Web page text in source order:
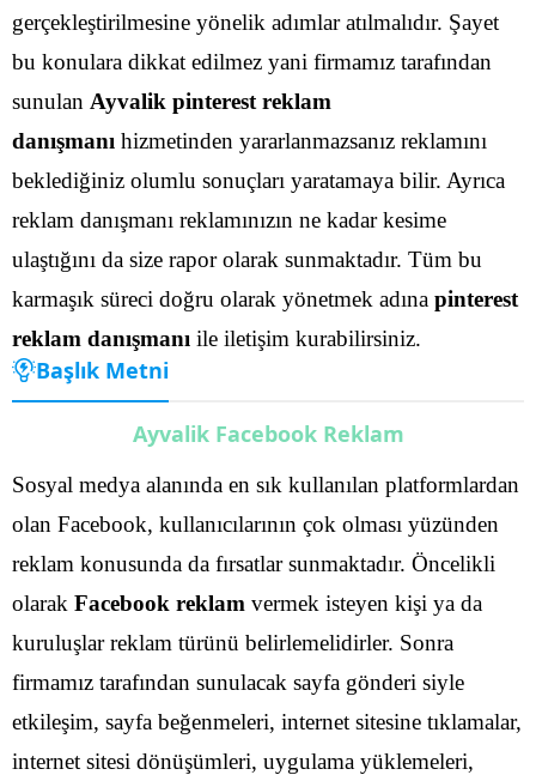
gerçekleştirilmesine yönelik adımlar atılmalıdır. Şayet
bu konulara dikkat edilmez yani firmamız tarafından
sunulan Ayvalik pinterest reklam
danışmanı hizmetinden yararlanmazsanız reklamını
beklediğiniz olumlu sonuçları yaratamaya bilir. Ayrıca
reklam danışmanı reklamınızın ne kadar kesime
ulaştığını da size rapor olarak sunmaktadır. Tüm bu
karmaşık süreci doğru olarak yönetmek adına pinterest
reklam danışmanı ile iletişim kurabilirsiniz.
Başlık Metni
Ayvalik Facebook Reklam
Sosyal medya alanında en sık kullanılan platformlardan
olan Facebook, kullanıcılarının çok olması yüzünden
reklam konusunda da fırsatlar sunmaktadır. Öncelikli
olarak Facebook reklam vermek isteyen kişi ya da
kuruluşlar reklam türünü belirlemelidirler. Sonra
firmamız tarafından sunulacak sayfa gönderi siyle
etkileşim, sayfa beğenmeleri, internet sitesine tıklamalar,
internet sitesi dönüşümleri, uygulama yüklemeleri,